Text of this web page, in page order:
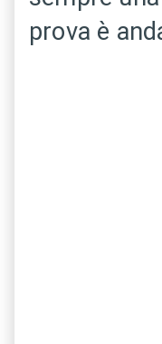
prova è